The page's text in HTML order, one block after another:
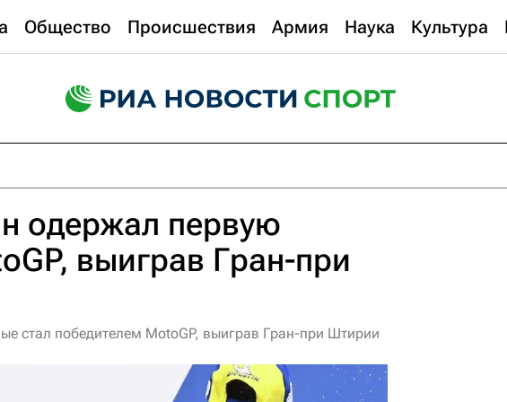
Общество Происшествия Армия Наука Культура
одержал первую
выиграв Гран-при
стал победителем MotoGP, выиграв Гран-при Штирии